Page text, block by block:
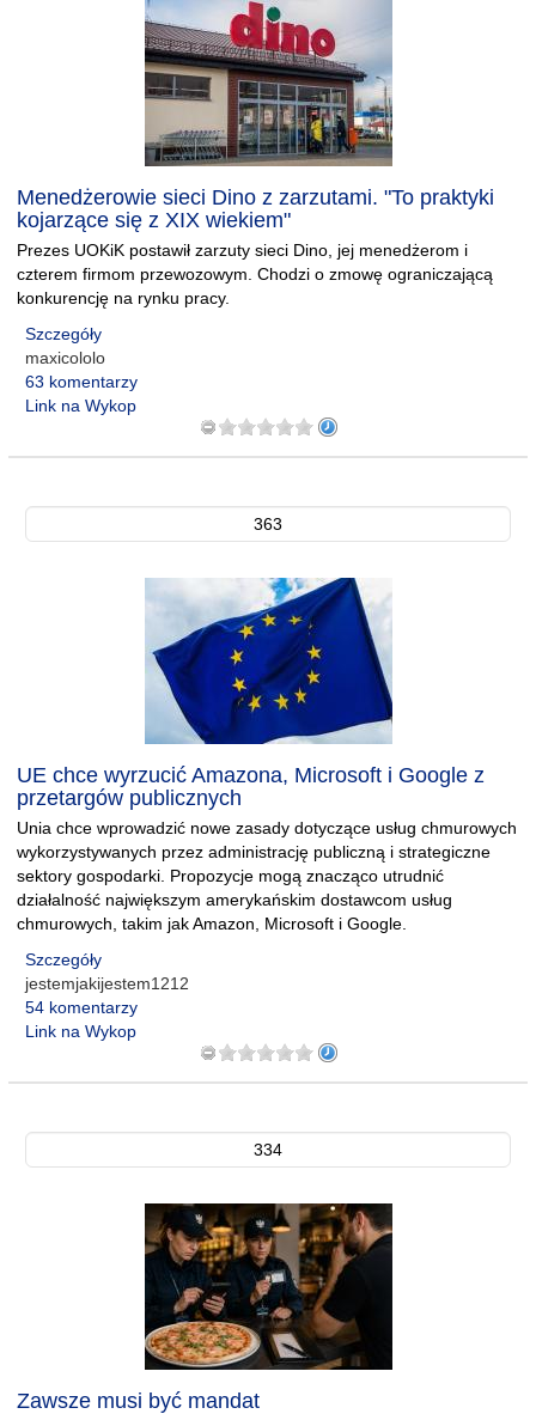
Menedżerowie sieci Dino z zarzutami. "To praktyki
kojarzące się z XIX wiekiem"
Prezes UOKiK postawił zarzuty sieci Dino, jej menedżerom i
czterem firmom przewozowym. Chodzi o zmowę ograniczającą
konkurencję na rynku pracy.
Szczegóły
maxicololo
63 komentarzy
Link na Wykop
363
UE chce wyrzucić Amazona, Microsoft i Google z
przetargów publicznych
Unia chce wprowadzić nowe zasady dotyczące usług chmurowych
wykorzystywanych przez administrację publiczną i strategiczne
sektory gospodarki. Propozycje mogą znacząco utrudnić
działalność największym amerykańskim dostawcom usług
chmurowych, takim jak Amazon, Microsoft i Google.
Szczegóły
jestemjakijestem1212
54 komentarzy
Link na Wykop
334
Zawsze musi być mandat